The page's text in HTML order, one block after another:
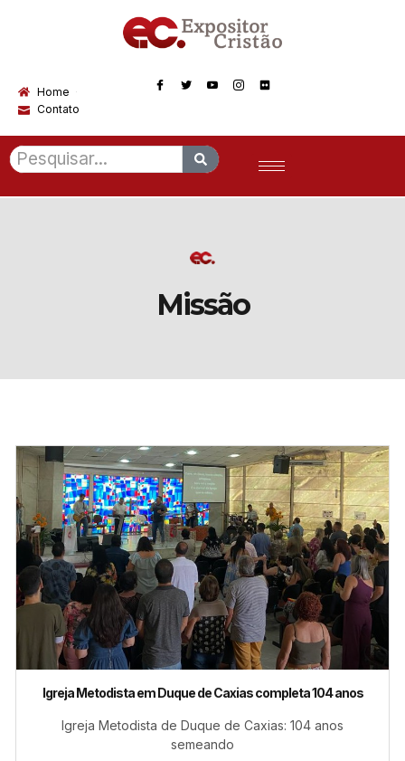
Home
Contato
Missão
Igreja Metodista em Duque de Caxias completa 104 anos
Igreja Metodista de Duque de Caxias: 104 anos
semeando